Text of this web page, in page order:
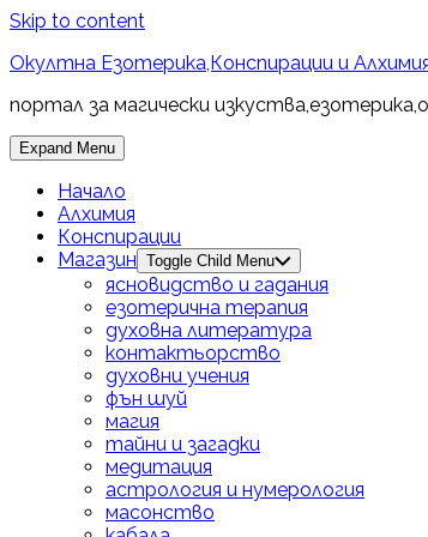
Skip to content
Окултна Езотерика,Конспирации и
портал за магически
Expand Menu
Начало
Алхимия
Конспирации
Магазин Toggle Child Menu
ясновидство и гадания
езотерична терапия
духовна литература
контактьорство
духовни учения
фън шуй
магия
тайни и загадки
медитация
астрология и нумерология
масонство